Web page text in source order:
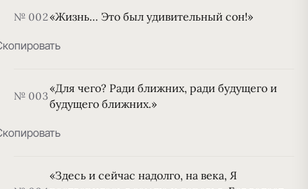
№ 002«Жизнь… Это был удивительный сон!»
№ 003
«Для чего? Ради ближних, ради будущего и
будущего ближних.»
«Здесь и сейчас надолго, на века, Я